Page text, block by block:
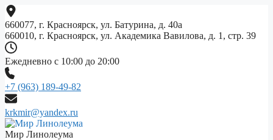
Перейти
к
содержимому
660077, г. Красноярск, ул. Батурина, д. 40а
660010, г. Красноярск, ул. Академика Вавилова, д. 1, стр. 39
Ежедневно с 10:00 до 20:00
+7 (963) 189-49-82
krkmir@yandex.ru
Мир Линолеума